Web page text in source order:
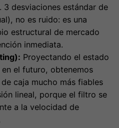
Proyectando el estado
el futuro, obtenemos
caja mucho más fiables
lineal, porque el filtro se
a la velocidad de